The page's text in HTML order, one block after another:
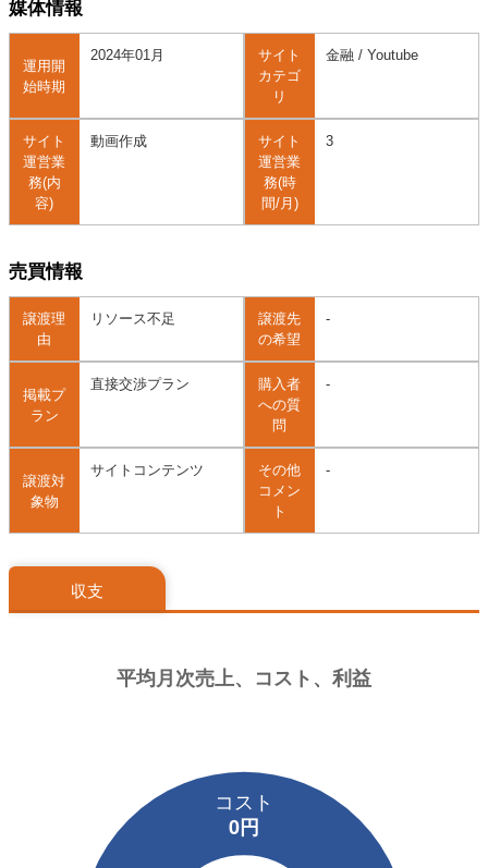
媒体情報
運用開
始時期
2024年01月
サイト
カテゴ
リ
金融 / Youtube
サイト
運営業
務(内
容)
動画作成
サイト
運営業
務(時
間/月)
3
売買情報
譲渡理
由
リソース不足
譲渡先
の希望
-
掲載プ
ラン
直接交渉プラン
購入者
への質
問
-
譲渡対
象物
サイトコンテンツ
その他
コメン
ト
-
収支